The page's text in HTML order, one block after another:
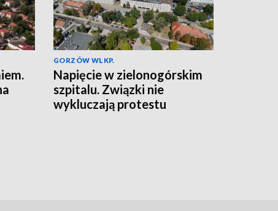
GORZÓW WLKP.
Napięcie w zielonogórskim
szpitalu. Związki nie
wykluczają protestu